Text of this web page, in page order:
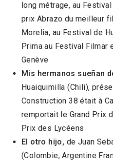
long métrage, au
prix Abrazo du meilleur
Morelia, au Festival de
Prima au Festival Filmar
Genève
Mis hermanos sueñan
Huaiquimilla (Chili),
Construction 38 était à
remportait le Grand Prix
Prix des Lycéens
El otro hijo, de Juan
(Colombie, Argentine